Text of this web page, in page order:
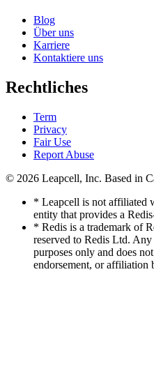
Blog
Über uns
Karriere
Kontaktiere uns
Rechtliches
Term
Privacy
Fair Use
Report Abuse
© 2026 Leapcell, Inc. Based in
* Leapcell is not affiliated
entity that provides a
* Redis is a trademark of
reserved to Redis Ltd.
purposes only and does
endorsement, or affiliation